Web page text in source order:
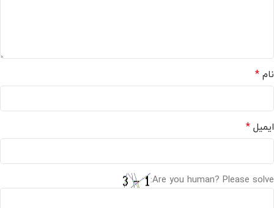
نام *
ایمیل *
Are you human? Please solve: